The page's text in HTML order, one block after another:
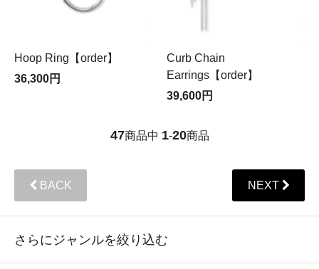
Hoop Ring【order】
36,300円
Curb Chain
Earrings【order】
39,600円
47商品中 1-20商品
BACK NEXT
さらにジャンルを絞り込む